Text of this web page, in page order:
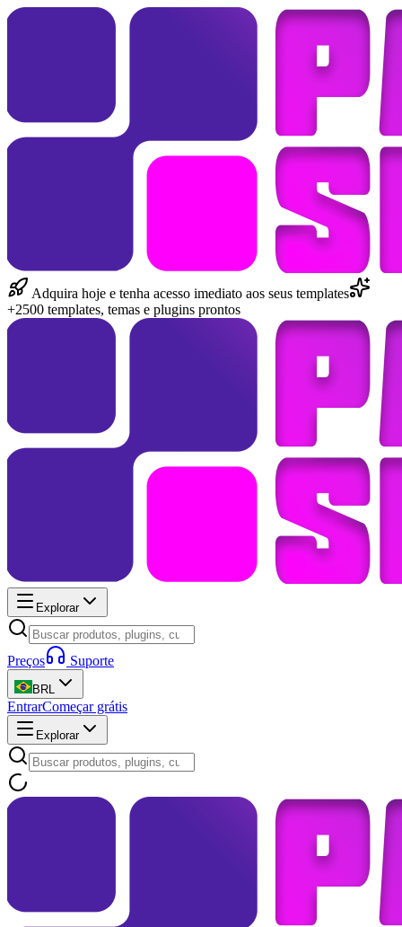
Adquira hoje e tenha acesso imediato aos seus templates
+2500 templates, temas e plugins prontos
Explorar
Preços Suporte
BRL
EntrarComeçar grátis
Explorar